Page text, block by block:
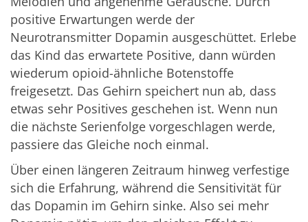
positive Erwartungen werde der
Neurotransmitter Dopamin ausgeschüttet. Erlebe
das Kind das erwartete Positive, dann würden
wiederum opioid-ähnliche Botenstoffe
freigesetzt. Das Gehirn speichert nun ab, dass
etwas sehr Positives geschehen ist. Wenn nun
die nächste Serienfolge vorgeschlagen werde,
passiere das Gleiche noch einmal.
Über einen längeren Zeitraum hinweg verfestige
sich die Erfahrung, während die Sensitivität für
das Dopamin im Gehirn sinke. Also sei mehr